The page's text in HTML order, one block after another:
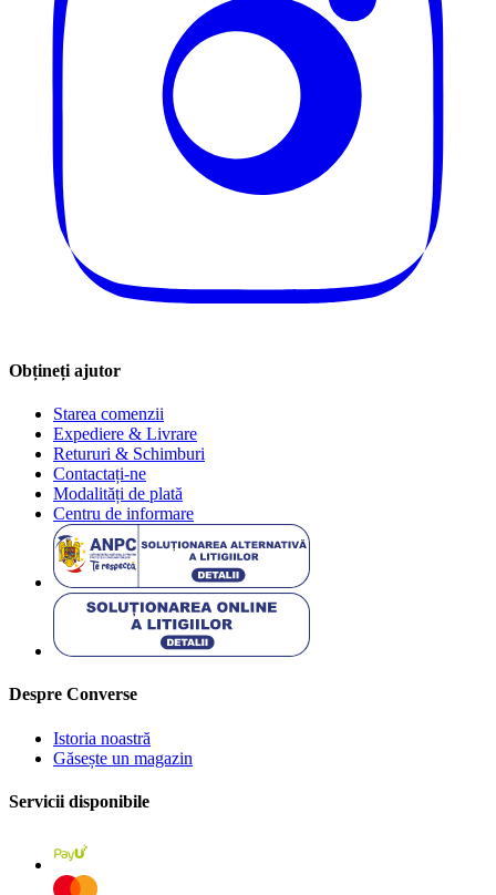
Obțineți ajutor
Starea comenzii
Expediere & Livrare
Retururi & Schimburi
Contactați-ne
Modalități de plată
Centru de informare
Despre Converse
Istoria noastră
Găsește un magazin
Servicii disponibile